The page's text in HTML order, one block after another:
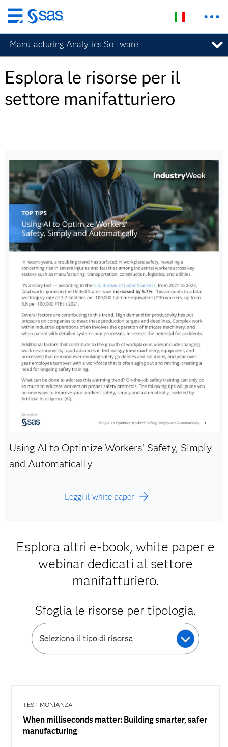
Passa
ai
contenuti
principali
Manufacturing Analytics Software
Esplora le risorse per il
settore manifatturiero
Using AI to Optimize Workers’ Safety, Simply
and Automatically
Leggi il white paper
Esplora altri e-book, white paper e
webinar dedicati al settore
manifatturiero.
Sfoglia le risorse per tipologia.
Seleziona il tipo di risorsa
TESTIMONIANZA
When milliseconds matter: Building smarter, safer
manufacturing